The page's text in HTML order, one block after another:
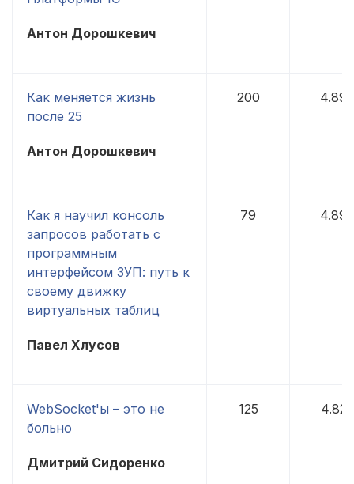
Антон Дорошкевич
Как меняется жизнь
после 25
Антон Дорошкевич
200 4.89
Как я научил консоль
запросов работать с
программным
интерфейсом ЗУП: путь к
своему движку
виртуальных таблиц
Павел Хлусов
79 4.89
WebSocket'ы – это не
больно
Дмитрий Сидоренко
125 4.82